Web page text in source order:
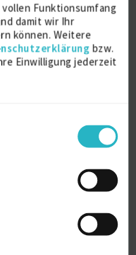
Funktionsumfang
damit wir Ihr
können. Weitere
bzw.
Einwilligung jederzeit
Direkt Marketing 13 J.